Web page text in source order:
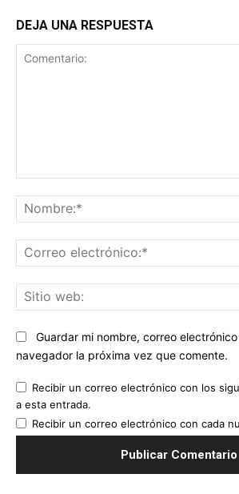
DEJA UNA RESPUESTA
Guardar mi nombre, correo
navegador la próxima vez que comente.
Recibir un correo electrónico con los
a esta entrada.
Recibir un correo electrónico con cada